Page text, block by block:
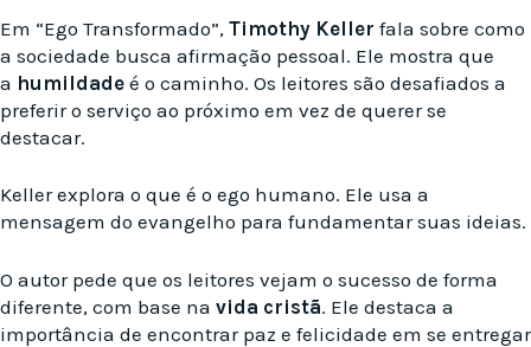
Em “Ego Transformado”, Timothy Keller fala sobre como
a sociedade busca afirmação pessoal. Ele mostra que
a humildade é o caminho. Os leitores são desafiados a
preferir o serviço ao próximo em vez de querer se
destacar.
Keller explora o que é o ego humano. Ele usa a
mensagem do evangelho para fundamentar suas ideias.
O autor pede que os leitores vejam o sucesso de forma
diferente, com base na vida cristã. Ele destaca a
importância de encontrar paz e felicidade em se entregar